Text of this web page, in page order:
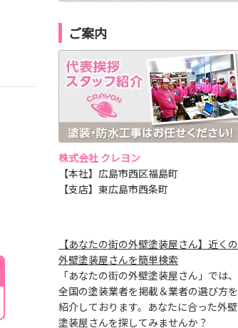
ご案内
株式会社 クレヨン
【本社】広島市西区福島町
【支店】東広島市西条町
【あなたの街の外壁塗装屋さん】近くの
外壁塗装屋さんを簡単検索
「あなたの街の外壁塗装屋さん」では、
全国の塗装業者を掲載＆業者の選び方を
紹介しております。あなたに合った外壁
塗装屋さんを探してみませんか？